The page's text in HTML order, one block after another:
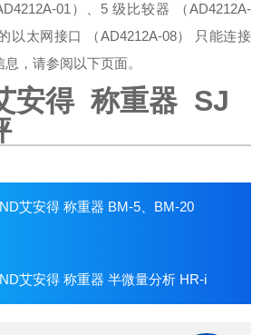
01）、5 级比较器 （AD4212A-
以太网接口 （AD4212A-08） 只能连接
，请参阅以下页面。
安得 称重器 SJ
艾安得 称重器 BM-5、BM-20
艾安得 称重器 半微量分析 HR-i